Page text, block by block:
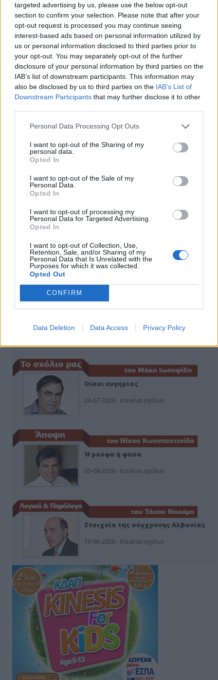
targeted advertising by us, please use the below opt-out
section to confirm your selection. Please note that after your
opt-out request is processed you may continue seeing
interest-based ads based on personal information utilized by
us or personal information disclosed to third parties prior to
your opt-out. You may separately opt-out of the further
disclosure of your personal information by third parties on the
IAB’s list of downstream participants. This information may
also be disclosed by us to third parties on the IAB’s List of
Downstream Participants that may further disclose it to other
Personal Data Processing Opt Outs
I want to opt-out of the Sharing of my
personal data.
Opted In
I want to opt-out of the Sale of my
Personal Data.
Opted In
I want to opt-out of processing my
Personal Data for Targeted Advertising.
Opted In
I want to opt-out of Collection, Use,
Retention, Sale, and/or Sharing of my
Personal Data that Is Unrelated with the
Purposes for which it was collected.
Opted Out
CONFIRM
Data Deletion Data Access Privacy Policy
ο ΣΥΡΙΖΑ και οι Κιλκισιώτες
Κιλκίς προς Χατζηδάκη: Στηρίξτε
εμπράκτως την περιφέρεια – μειώσ…
11-06-2026 - Κανένα σχόλιο
03-08-2026 - Κανένα σχόλιο
Οίκοι ευγηρίας
24-07-2026 - Κανένα σχόλιο
Ή ρούφα ή φύσα
03-08-2026 - Κανένα σχόλιο
Στοιχεία της σύγχρονης Αλβανίας
19-06-2026 - Κανένα σχόλιο